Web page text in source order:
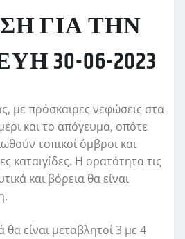
ΓΙΑ ΤΗΝ
30-06-2023
με πρόσκαιρες νεφώσεις στα
και το απόγευμα, οπότε
τοπικοί όμβροι και
καταιγίδες. Η ορατότητα τις
και βόρεια θα είναι
θα είναι μεταβλητοί 3 με 4